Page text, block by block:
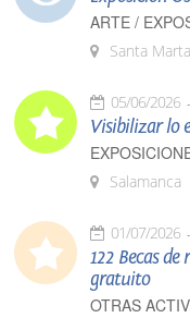
ARTE /
Santa
05/06/2026
Visibilizar lo
Salamanca
01/07/2026
122 Becas
gratuito
OTRAS